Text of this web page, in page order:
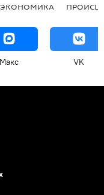
ЭКОНОМИКА
Макс VK